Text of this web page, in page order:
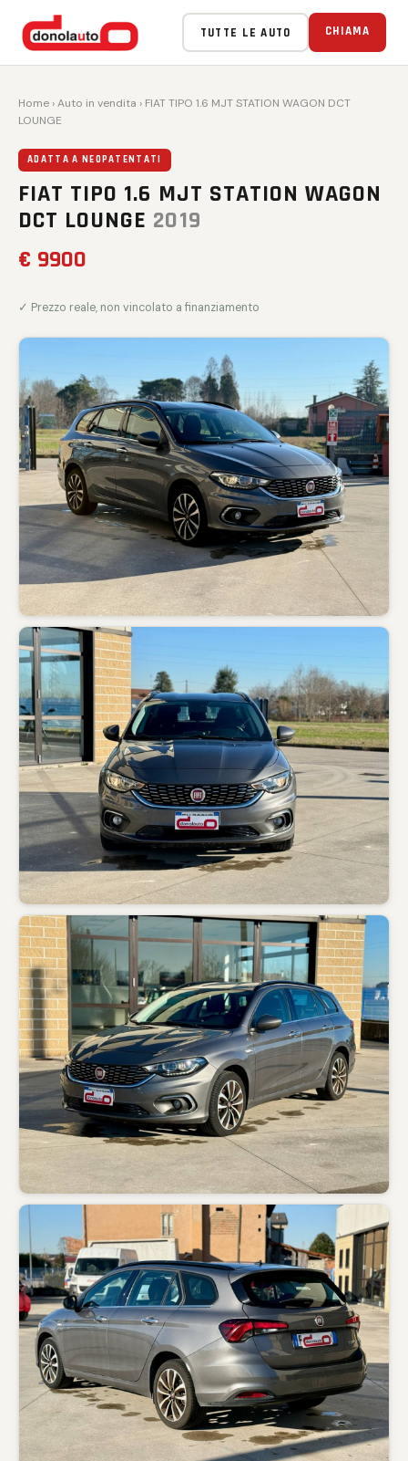
TUTTE LE AUTO CHIAMA
Home ›Auto in vendita › FIAT TIPO 1.6 MJT STATION WAGON DCT
LOUNGE
ADATTA A NEOPATENTATI
FIAT TIPO 1.6 MJT STATION WAGON
DCT LOUNGE 2019
€ 9900
✓ Prezzo reale, non vincolato a finanziamento